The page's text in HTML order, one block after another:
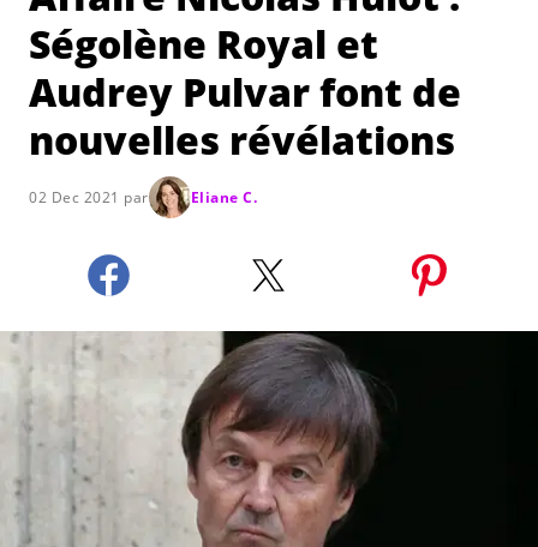
Ségolène Royal et
Audrey Pulvar font de
nouvelles révélations
02 Dec 2021 par Eliane C.